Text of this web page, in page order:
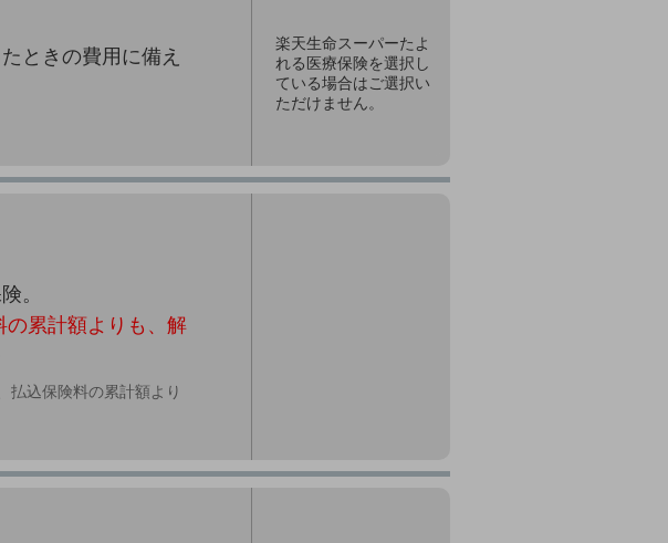
ときの費用に備え
楽天生命スーパーたよ
れる医療保険を選択し
ている場合はご選択い
ただけません。
。
の累計額よりも、解
払込保険料の累計額より